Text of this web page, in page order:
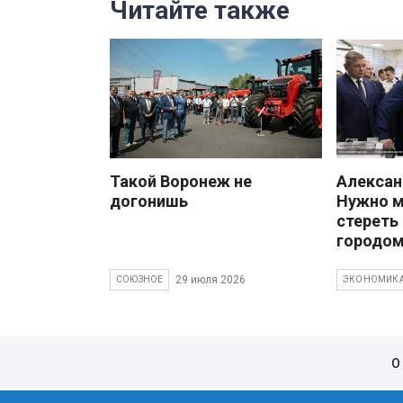
Читайте также
Такой Воронеж не
догонишь
СОЮЗНОЕ 29 июля 2026
Нужно
О